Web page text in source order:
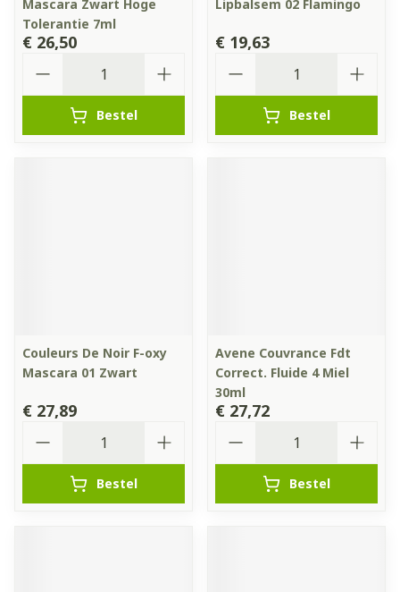
Mascara Zwart Hoge
Tolerantie 7ml
€ 26,50
Bestel
Lipbalsem 02 Flamingo
€ 19,63
Bestel
Couleurs De Noir F-oxy
Mascara 01 Zwart
€ 27,89
Bestel
Avene Couvrance Fdt
Correct. Fluide 4 Miel
30ml
€ 27,72
Bestel